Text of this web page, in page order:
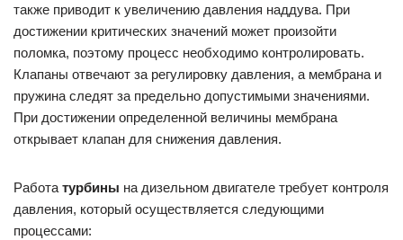
также приводит к увеличению давления наддува. При
достижении критических значений может произойти
поломка, поэтому процесс необходимо контролировать.
Клапаны отвечают за регулировку давления, а мембрана и
пружина следят за предельно допустимыми значениями.
При достижении определенной величины мембрана
открывает клапан для снижения давления.
Работа турбины на дизельном двигателе требует контроля
давления, который осуществляется следующими
процессами: